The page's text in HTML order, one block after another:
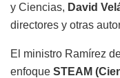
y Ciencias, David
directores y otras
El ministro Ramírez
enfoque STEAM